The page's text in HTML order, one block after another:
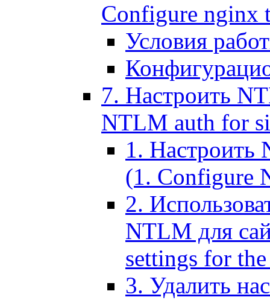
Configure nginx
Условия
7. Настроить
NTLM auth for
1. Настроить
(1. Configure
2.
NTLM для
settings for
3. Удалить